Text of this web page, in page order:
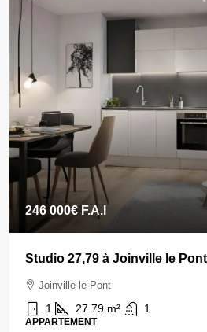
246 000€ F.A.I
Studio 27,79 à Joinville le
Joinville-le-Pont
1 27.79 m² 1
APPARTEMENT